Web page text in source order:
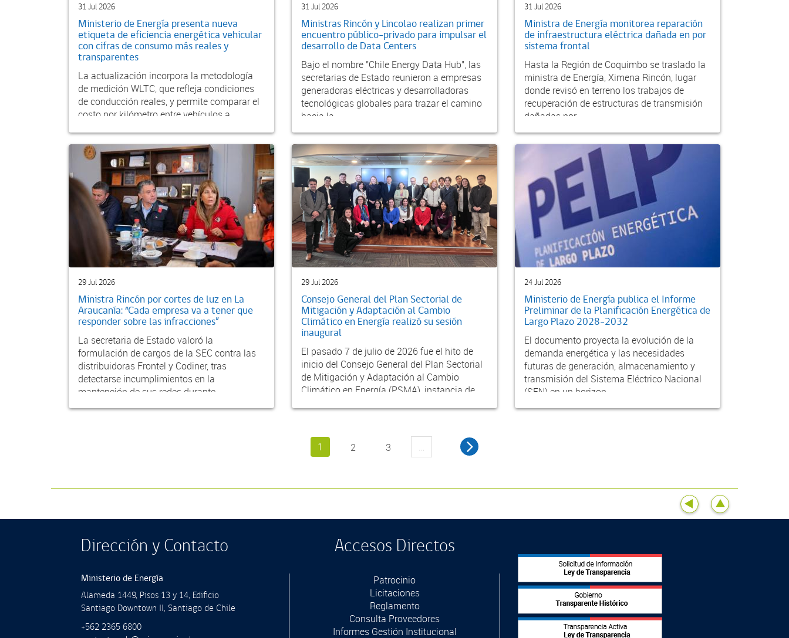
31 Jul 2026
Ministerio de Energía presenta nueva
etiqueta de eficiencia energética vehicular
con cifras de consumo más reales y
transparentes
La actualización incorpora la metodología
de medición WLTC, que refleja condiciones
de conducción reales, y permite comparar el
costo por kilómetro entre vehículos a
31 Jul 2026
Ministras Rincón y Lincolao realizan primer
encuentro público-privado para impulsar el
desarrollo de Data Centers
Bajo el nombre "Chile Energy Data Hub", las
secretarias de Estado reunieron a empresas
generadoras eléctricas y desarrolladoras
tecnológicas globales para trazar el camino
hacia la...
31 Jul 2026
Ministra de Energía monitorea reparación
de infraestructura eléctrica dañada en por
sistema frontal
Hasta la Región de Coquimbo se traslado la
ministra de Energía, Ximena Rincón, lugar
donde revisó en terreno los trabajos de
recuperación de estructuras de transmisión
dañadas por...
29 Jul 2026
Ministra Rincón por cortes de luz en La
Araucanía: “Cada empresa va a tener que
responder sobre las infracciones”
La secretaria de Estado valoró la
formulación de cargos de la SEC contra las
distribuidoras Frontel y Codiner, tras
detectarse incumplimientos en la
mantención de sus redes durante...
29 Jul 2026
Consejo General del Plan Sectorial de
Mitigación y Adaptación al Cambio
Climático en Energía realizó su sesión
inaugural
El pasado 7 de julio de 2026 fue el hito de
inicio del Consejo General del Plan Sectorial
de Mitigación y Adaptación al Cambio
Climático en Energía (PSMA), instancia de
24 Jul 2026
Ministerio de Energía publica el Informe
Preliminar de la Planificación Energética de
Largo Plazo 2028-2032
El documento proyecta la evolución de la
demanda energética y las necesidades
futuras de generación, almacenamiento y
transmisión del Sistema Eléctrico Nacional
(SEN) en un horizon...
1 2 3 …
Dirección y Contacto
Ministerio de Energía
Alameda 1449, Pisos 13 y 14, Ediﬁcio
Santiago Downtown II, Santiago de Chile
+562 2365 6800
Accesos Directos
Patrocinio
Licitaciones
Reglamento
Consulta Proveedores
Informes Gestión Institucional